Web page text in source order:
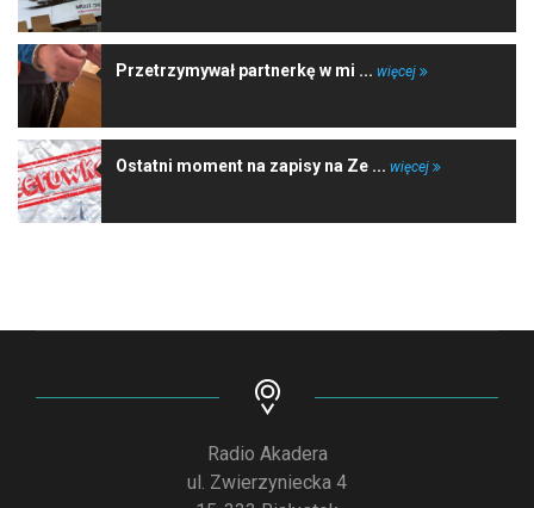
Przetrzymywał partnerkę w mi ... więcej
Ostatni moment na zapisy na Ze ... więcej
Radio Akadera
ul. Zwierzyniecka 4